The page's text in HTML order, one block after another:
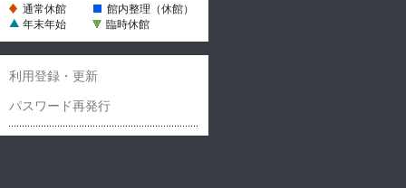
休
休
通常休館
館内整理（休館）
年末年始
臨時休館
利用登録・更新
パスワード再発行